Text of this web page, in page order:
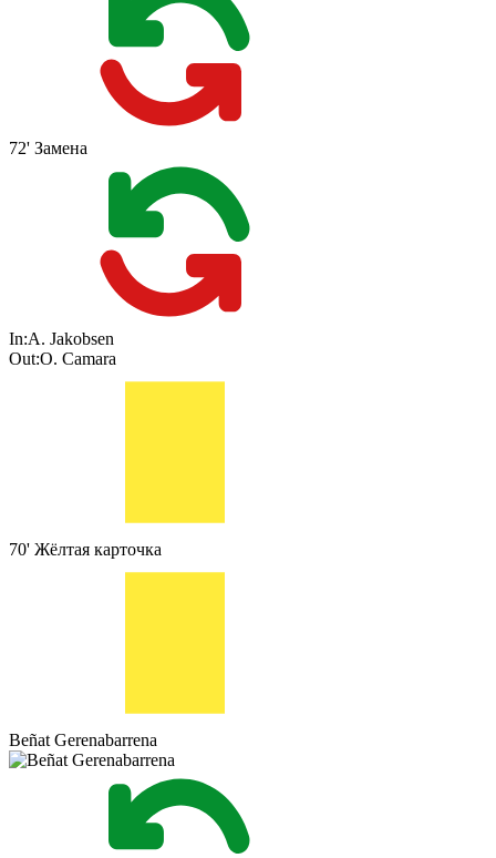
72' Замена
In:A. Jakobsen
Out:O. Camara
70' Жёлтая карточка
Beñat Gerenabarrena